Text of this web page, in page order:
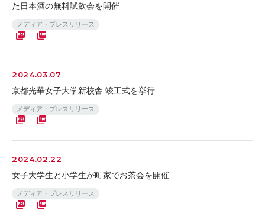
た日本酒の無料試飲会を開催
メディア・プレスリリース
2024.03.07
京都光華女子大学新校舎 竣工式を挙行
メディア・プレスリリース
2024.02.22
女子大学生と小学生が町家でお茶会を開催
メディア・プレスリリース